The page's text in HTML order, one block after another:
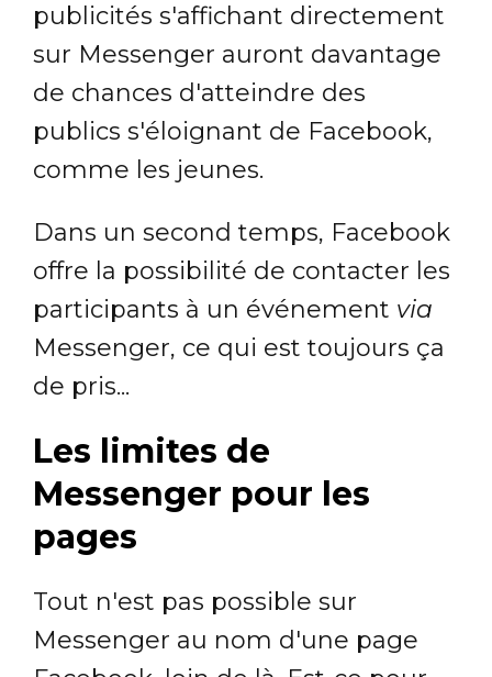
publicités s'affichant directement
sur Messenger auront davantage
de chances d'atteindre des
publics s'éloignant de Facebook,
comme les jeunes.
Dans un second temps, Facebook
offre la possibilité de contacter les
participants à un événement via
Messenger, ce qui est toujours ça
de pris...
Les limites de
Messenger pour les
pages
Tout n'est pas possible sur
Messenger au nom d'une page